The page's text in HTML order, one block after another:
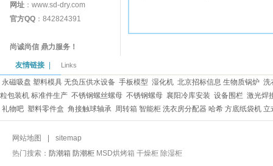
网址 ：www.sd-dry.com
官方QQ ：842824391
尚诚尚信 鼎力服务！
友情链接 Links
永磁吸盘 塑料模具 无负压供水设备 手板模型 湿化机 北京招标信息 生物质锅炉 洗
粒包装机 标准件生产 不锈钢螺丝螺母 不锈钢螺母 襄阳冷库安装 设备围栏 激光焊
礼物吧 塑料零件盒 角接触球轴承 周转箱 智能柜 洗衣房分配器 哈希 方底纸袋机 立
网站地图
sitemap
热门搜索： 防潮箱 防潮柜 MSD烘烤箱 干燥柜 除湿柜